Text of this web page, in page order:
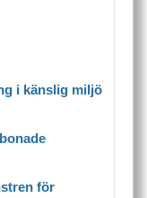
i känslig miljö
för